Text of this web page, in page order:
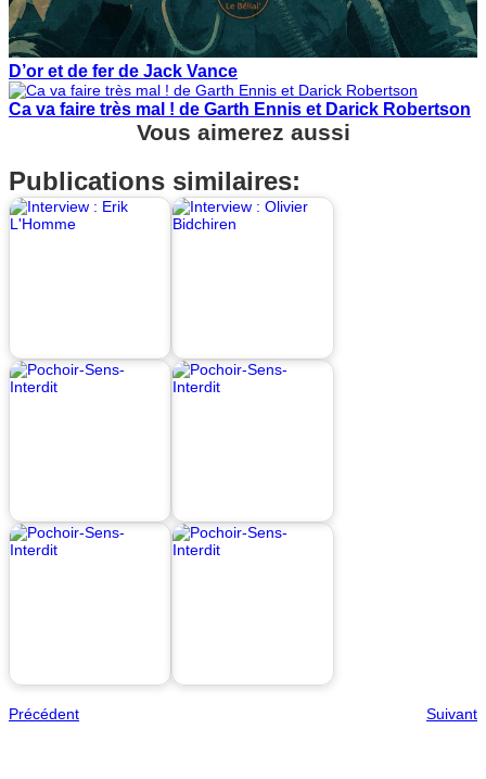
D’or et de fer de Jack Vance
Ca va faire très mal ! de Garth Ennis et Darick Robertson
Vous aimerez aussi
Publications similaires:
Précédent Suivant